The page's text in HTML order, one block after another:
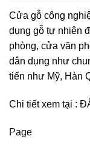
Cửa gỗ công
dụng gỗ tự nhiên
phòng, cửa văn
dân dụng như
tiến như Mỹ, Hàn
Chi tiết xem tại :
Page